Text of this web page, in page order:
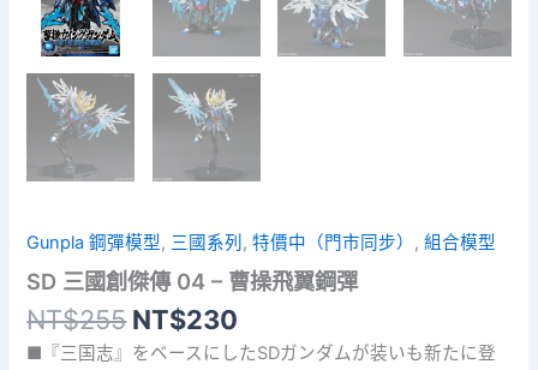
Gunpla 鋼彈模型, 三國系列 ,特價中（門市同步） ,組合模型
SD 三國創傑傳 04 – 曹操飛翼鋼彈
NT$255 原
始
NT$230
前
■『三国志』をベースにしたSDガンダムが装いも新たに登